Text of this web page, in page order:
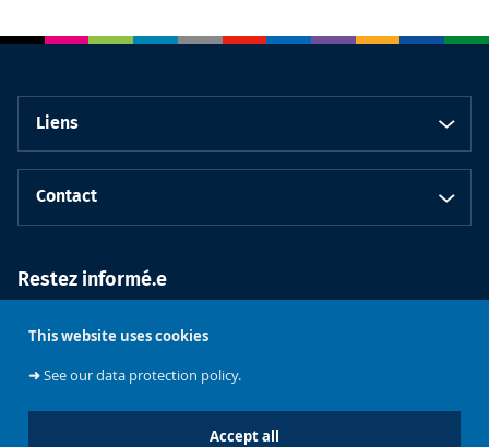
This website uses cookies
➜See our data protection policy.
Accept all
Liens
Contact
Restez informé.e